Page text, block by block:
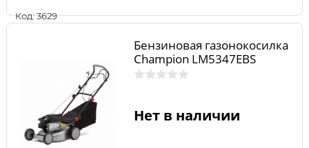
Код: 3629
Бензиновая газонокосилка
Champion LM5347EBS
Нет в наличии